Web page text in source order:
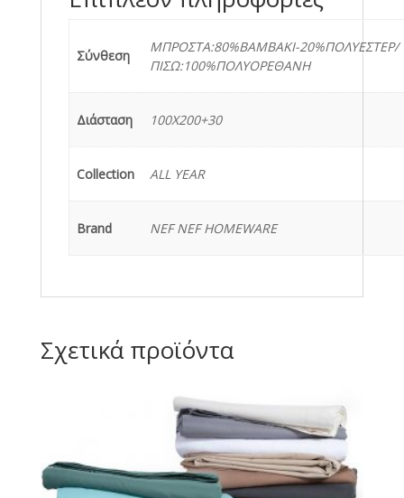
Σύνθεση
ΜΠΡΟΣΤΑ:80%ΒΑΜΒΑΚΙ-20%ΠΟΛΥΕΣΤΕΡ/
ΠΙΣΩ:100%ΠΟΛΥΟΡΕΘΑΝΗ
Διάσταση 100Χ200+30
Collection ALL YEAR
Brand NEF NEF HOMEWARE
Σχετικά προϊόντα